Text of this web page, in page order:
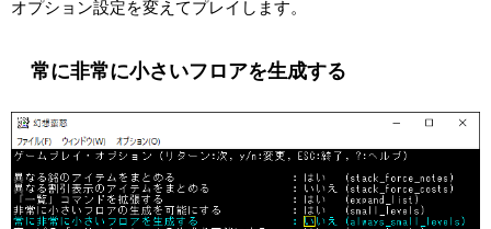
オプション設定を変えてプレイします。
常に非常に小さいフロアを生成する